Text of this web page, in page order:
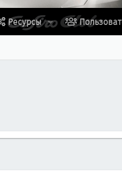
Ресурсы